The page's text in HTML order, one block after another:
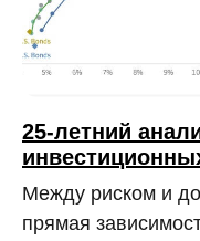
25-летний
Между риском и
прямая